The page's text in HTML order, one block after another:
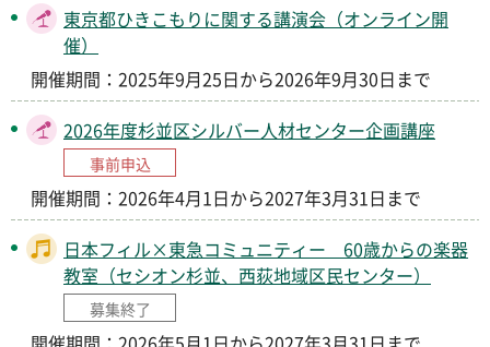
東京都ひきこもりに関する講演会（オンライン開
催）
開催期間：2025年9月25日から2026年9月30日まで
2026年度杉並区シルバー人材センター企画講座
事前申込
開催期間：2026年4月1日から2027年3月31日まで
日本フィル×東急コミュニティー 60歳からの楽器
教室（セシオン杉並、西荻地域区民センター）
募集終了